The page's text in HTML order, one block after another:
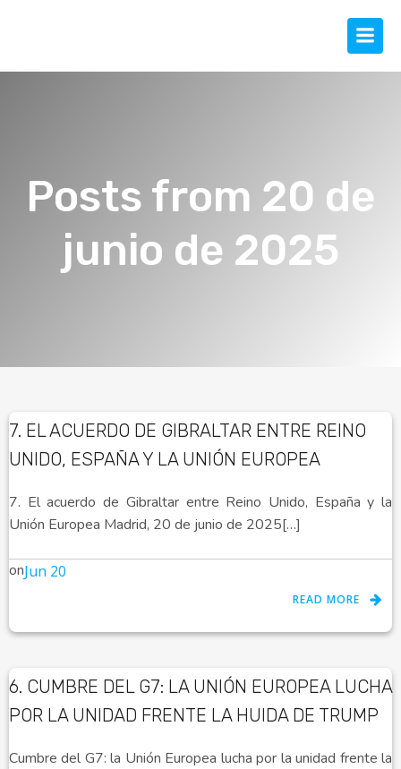
Posts from 20 de
junio de 2025
7. EL ACUERDO DE GIBRALTAR ENTRE REINO
UNIDO, ESPAÑA Y LA UNIÓN EUROPEA
7. El acuerdo de Gibraltar entre Reino Unido, España y la
Unión Europea Madrid, 20 de junio de 2025[…]
onJun 20
READ MORE
6. CUMBRE DEL G7: LA UNIÓN EUROPEA LUCHA
POR LA UNIDAD FRENTE LA HUIDA DE TRUMP
Cumbre del G7: la Unión Europea lucha por la unidad frente la